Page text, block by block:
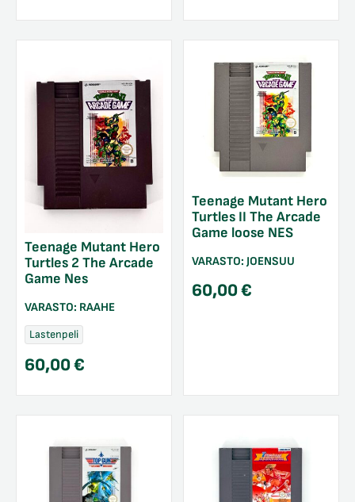
Teenage Mutant Hero
Turtles 2 The Arcade
Game Nes
VARASTO: RAAHE
Lastenpeli
60,00€
Teenage Mutant Hero
Turtles II The Arcade
Game loose NES
VARASTO: JOENSUU
60,00€